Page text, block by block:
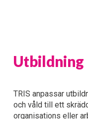
Utbildning
TRIS anpassar
och våld till ett
organisations eller